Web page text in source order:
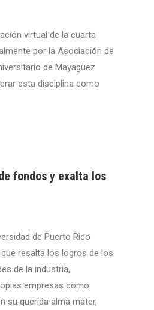
virtual de la cuarta
por la Asociación de
de Mayagüez
esta disciplina como
fondos y exalta los
de Puerto Rico
resalta los logros de los
de la industria,
empresas como
su querida alma mater,